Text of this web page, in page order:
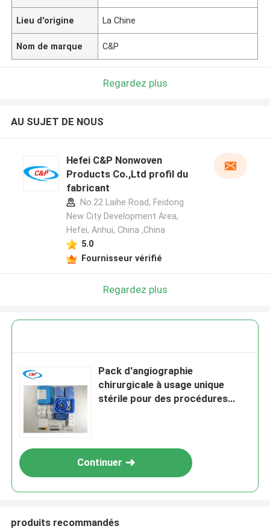
Lieu d'origine La Chine
Nom de marque C&P
Regardez plus
AU SUJET DE NOUS
Hefei C&P Nonwoven
Products Co.,Ltd profil du
fabricant
No.22 Laihe Road, Feidong
New City Development Area,
Hefei, Anhui, China ,China
5.0
Fournisseur vérifié
Regardez plus
Pack d'angiographie
chirurgicale à usage unique
stérile pour des procédures
Continuer
produits recommandés